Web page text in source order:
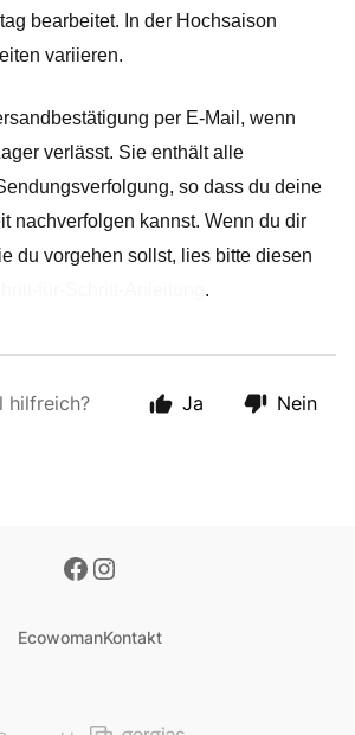
bearbeitet. In der Hochsaison
variieren.
per E-Mail, wenn
verlässt. Sie enthält alle
so dass du deine
nachverfolgen kannst. Wenn du dir
du vorgehen sollst, lies bitte diesen
.
hilfreich? Ja Nein
EcowomanKontakt